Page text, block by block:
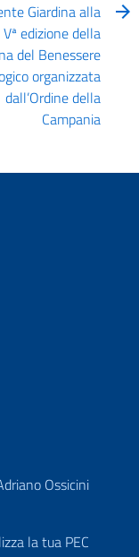
Giardina alla
Vª edizione della
del Benessere
organizzata
dall’Ordine della
Campania
Ossicini
la tua PEC